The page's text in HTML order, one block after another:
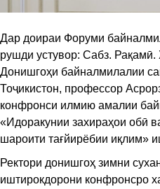
Дар доираи Форуми
рушди устувор: Сабз.
Донишгоҳи байналмилалии
Тоҷикистон, профессор
конфронси илмию амалии
«Идоракунии захираҳои обӣ
шароити тағйирёбии иқлим»
Ректори донишгоҳ зимни
иштирокдорони конфронсро